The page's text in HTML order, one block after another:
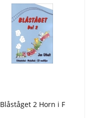
Blåståget 2 Horn i F